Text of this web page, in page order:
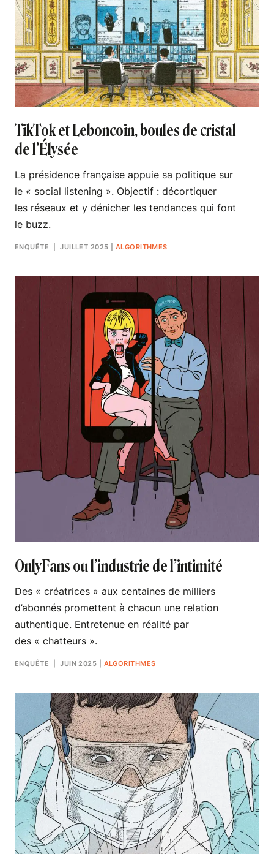
TikTok et Leboncoin, boules de cristal
de l’Élysée
La présidence française appuie sa politique sur
le « social listening ». Objectif : décortiquer
les réseaux et y dénicher les tendances qui font
le buzz.
ENQUÊTE | JUILLET 2025 ALGORITHMES
OnlyFans ou l’industrie de l’intimité
Des « créatrices » aux centaines de milliers
d’abonnés promettent à chacun une relation
authentique. Entretenue en réalité par
des « chatteurs ».
ENQUÊTE | JUIN 2025 ALGORITHMES